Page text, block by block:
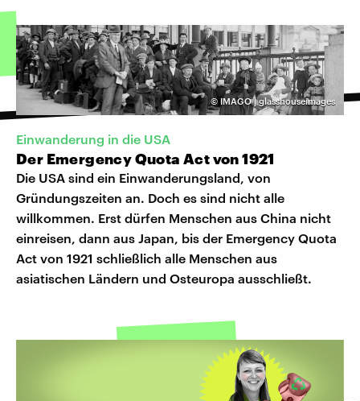
© IMAGO | glasshouseimages
Einwanderung in die USA
Der Emergency Quota Act von 1921
Die USA sind ein Einwanderungsland, von
Gründungszeiten an. Doch es sind nicht alle
willkommen. Erst dürfen Menschen aus China nicht
einreisen, dann aus Japan, bis der Emergency Quota
Act von 1921 schließlich alle Menschen aus
asiatischen Ländern und Osteuropa ausschließt.